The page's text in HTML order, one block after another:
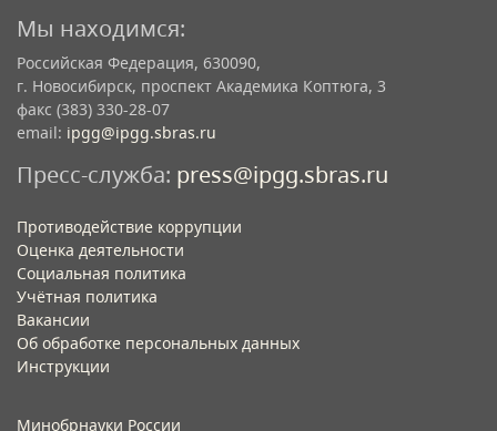
Мы находимся:
Российская Федерация, 630090,
г. Новосибирск, проспект Академика Коптюга, 3
факс (383) 330-28-07
email: ipgg@ipgg.sbras.ru
Пресс-служба: press@ipgg.sbras.ru
Противодействие коррупции
Оценка деятельности
Социальная политика
Учётная политика​
Вакансии​
Об обработке персональных данных​
Инструкции​
Минобрнауки России